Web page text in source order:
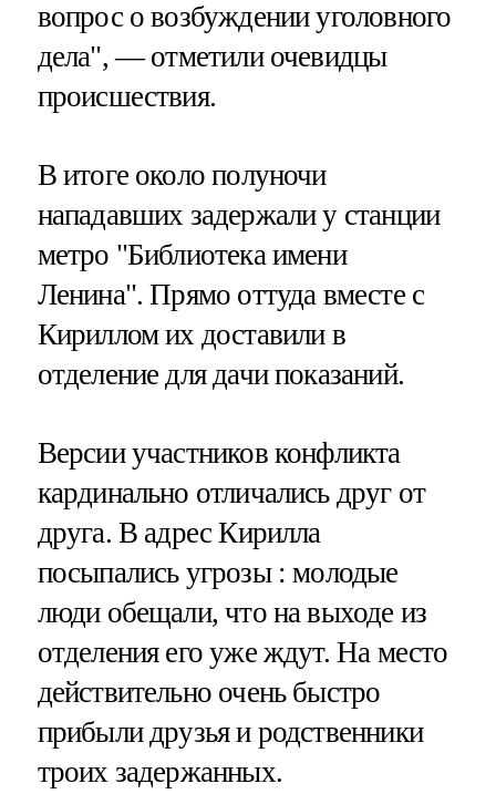
вопрос о возбуждении уголовного
дела", — отметили очевидцы
происшествия.
В итоге около полуночи
нападавших задержали у станции
метро "Библиотека имени
Ленина". Прямо оттуда вместе с
Кириллом их доставили в
отделение для дачи показаний.
Версии участников конфликта
кардинально отличались друг от
друга. В адрес Кирилла
посыпались угрозы : молодые
люди обещали, что на выходе из
отделения его уже ждут. На место
действительно очень быстро
прибыли друзья и родственники
троих задержанных.